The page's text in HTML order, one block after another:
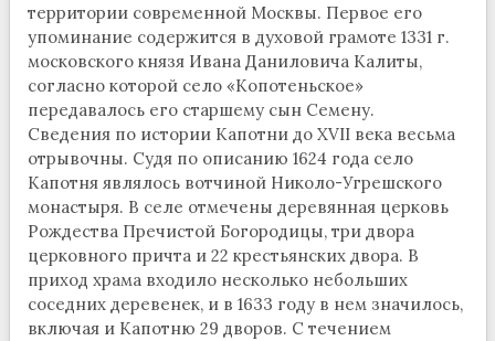
территории современной Москвы. Первое его
упоминание содержится в духовой грамоте 1331 г.
московского князя Ивана Даниловича Калиты,
согласно которой село «Копотеньское»
передавалось его старшему сын Семену.
Сведения по истории Капотни до XVII века весьма
отрывочны. Судя по описанию 1624 года село
Капотня являлось вотчиной Николо-Угрешского
монастыря. В селе отмечены деревянная церковь
Рождества Пречистой Богородицы, три двора
церковного причта и 22 крестьянских двора. В
приход храма входило несколько небольших
соседних деревенек, и в 1633 году в нем значилось,
включая и Капотню 29 дворов. С течением